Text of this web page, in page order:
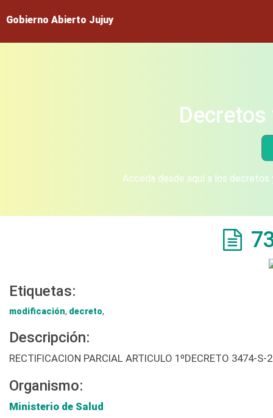
Gobierno Abierto Jujuy
Acceda desde aquí a los
Etiquetas:
modificación, decreto,
Descripción:
RECTIFICACION PARCIAL ARTICULO 1ºDECRETO 3474-S-
Organismo:
Ministerio de Salud